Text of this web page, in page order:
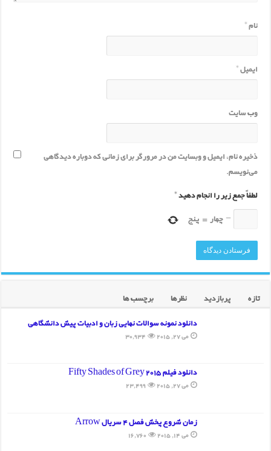
نام*
ایمیل*
وب‌ سایت
ذخیره نام، ایمیل و وبسایت من در مرورگر برای زمانی که دوباره دیدگاهی
می‌نویسم.
لطفاً جمع زیر را انجام دهید*
− چهار= پنج
تازه پربازدید نظرها
برچسب ها
دانلود نمونه سوالات نهایی زبان و ادبیات پیش دانشگاهی
می 27, 2015 30,934
دانلود فیلم Fifty Shades of Grey 2015
می 27, 2015 23,499
زمان شروع پخش فصل 4 سریال Arrow
می 14, 2015 16,760